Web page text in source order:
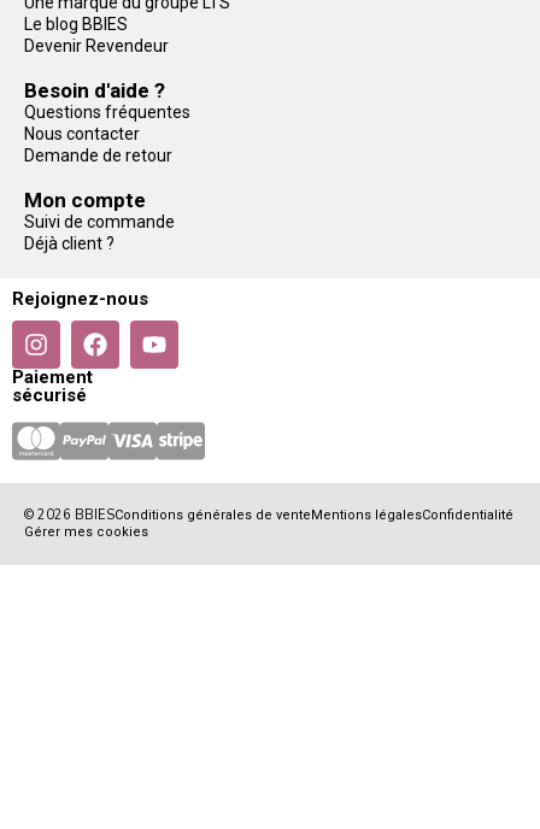
Le blog BBIES
Devenir Revendeur
Besoin d'aide ?
Questions fréquentes
Nous contacter
Demande de retour
Mon compte
Suivi de commande
Déjà client ?
Rejoignez-nous
Paiement
sécurisé
© 2026 BBIESConditions générales de vente Mentions légalesConfidentialité
Gérer mes cookies